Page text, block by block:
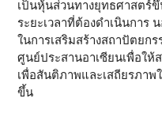
เป็นหุ้นส่วนทางยุทธศาสตร์
ระยะเวลาที่ต้องดำเนินการ
ในการเสริมสร้างสถาปัตย
ศูนย์ประสานอาเซียนเพื่อใ
เพื่อสันติภาพและเสถียรภา
ขึ้น